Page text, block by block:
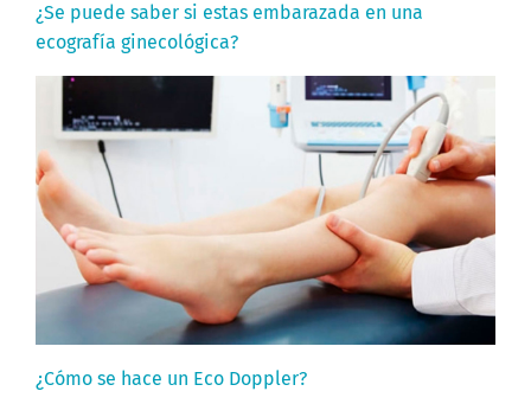
¿Se puede saber si estas embarazada en una
ecografía ginecológica?
¿Cómo se hace un Eco Doppler?